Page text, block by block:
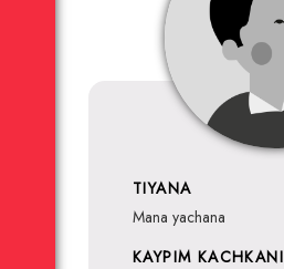
TIYANA
mana yachana
KAYPIM KACHKANI